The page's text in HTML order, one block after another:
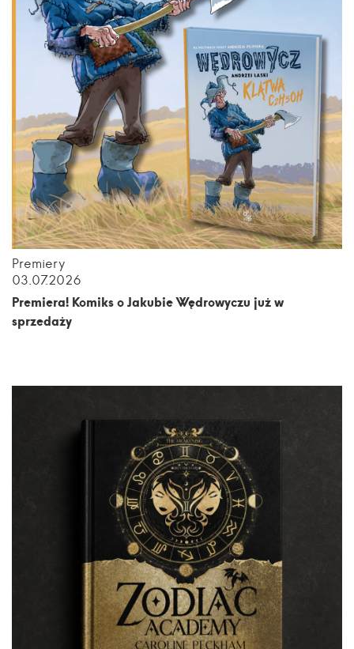
Premiery
03.07.2026
Premiera! Komiks o Jakubie Wędrowyczu już w
sprzedaży